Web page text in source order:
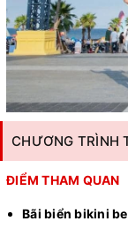
CHƯƠNG TRÌNH
ĐIỂM THAM QUAN
Bãi biển bikini